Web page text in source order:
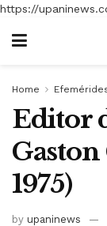
https://
Home
Editor
1975)
by upaninews